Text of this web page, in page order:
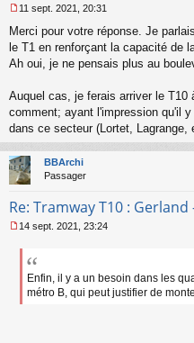
e
s
e
n
o
l
u
11 sept. 2021, 20:31
Merci pour votre réponse. Je
le T1 en renforçant la capacité de
Ah oui, je ne pensais plus au
Auquel cas, je ferais arriver le
comment; ayant l'impression qu'il
dans ce secteur (Lortet, Lagrange,
BBArchi
Passager
Re: Tramway T10 :
e
g
14 sept. 2021, 23:24
Enfin, il y a un besoin dans les
métro B, qui peut justifier de